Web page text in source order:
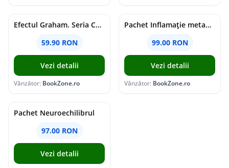
Efectul Graham. Seria Campus Diaries Vol.1
59.90 RON
Vezi detalii
Vânzător: BookZone.ro
Pachet Inflamație metabolism și creier
99.00 RON
Vezi detalii
Vânzător: BookZone.ro
Pachet Neuroechilibrul
97.00 RON
Vezi detalii